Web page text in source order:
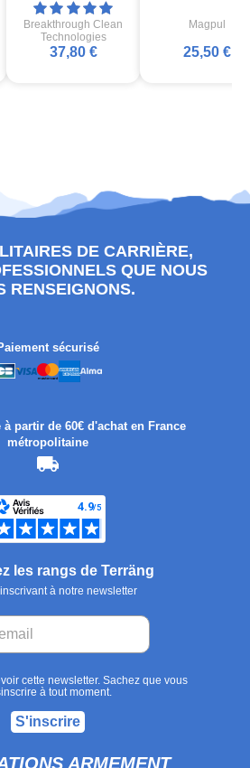
Breakthrough Clean
Technologies
37,80 €
Magpul
25,50 €
DE CARRIÈRE,
QUE NOUS
RENSEIGNONS.
sécurisé
partir de 60€ d'achat en France
métropolitaine
les rangs de Terräng
à notre newsletter
cette newsletter. Sachez que vous
à tout moment.
S'inscrire
ARMEMENT